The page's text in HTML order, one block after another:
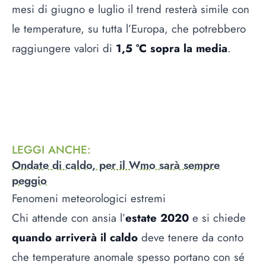
mesi di giugno e luglio il trend resterà simile con
le temperature, su tutta l’Europa, che potrebbero
raggiungere valori di 1,5 °C sopra la media.
LEGGI ANCHE:
Ondate di caldo, per il Wmo sarà sempre
peggio
Fenomeni meteorologici estremi
Chi attende con ansia l’estate 2020 e si chiede
quando arriverà il caldo deve tenere da conto
che temperature anomale spesso portano con sé